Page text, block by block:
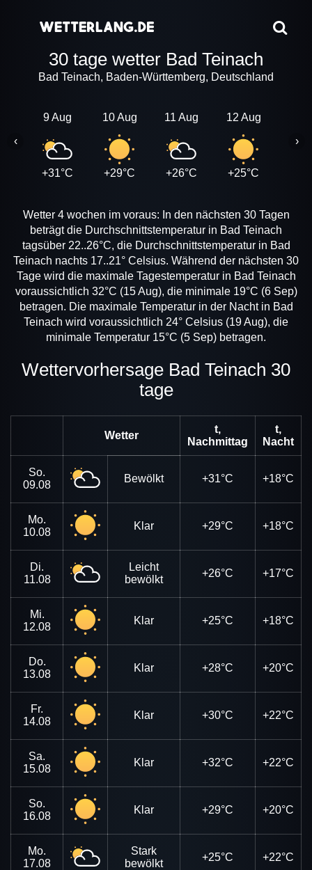
30 tage wetter Bad Teinach
Bad Teinach, Baden-Württemberg, Deutschland
9 Aug
+31°C
10 Aug
+29°C
11 Aug
+26°C
12 Aug
+25°C
‹ ›
Wetter 4 wochen im voraus: In den nächsten 30 Tagen
beträgt die Durchschnittstemperatur in Bad Teinach
tagsüber 22..26°C, die Durchschnittstemperatur in Bad
Teinach nachts 17..21° Celsius. Während der nächsten 30
Tage wird die maximale Tagestemperatur in Bad Teinach
voraussichtlich 32°C (15 Aug), die minimale 19°C (6 Sep)
betragen. Die maximale Temperatur in der Nacht in Bad
Teinach wird voraussichtlich 24° Celsius (19 Aug), die
minimale Temperatur 15°C (5 Sep) betragen.
Wettervorhersage Bad Teinach 30
tage
Wetter
t,
Nachmittag
t,
Nacht
So.
09.08
Bewölkt +31°C +18°C
Mo.
10.08
Klar +29°C +18°C
Di.
11.08
Leicht
bewölkt
+26°C +17°C
Mi.
12.08
Klar +25°C +18°C
Do.
13.08
Klar +28°C +20°C
Fr.
14.08
Klar +30°C +22°C
Sa.
15.08
Klar +32°C +22°C
So.
16.08
Klar +29°C +20°C
Mo.
17.08
Stark
bewölkt
+25°C +22°C